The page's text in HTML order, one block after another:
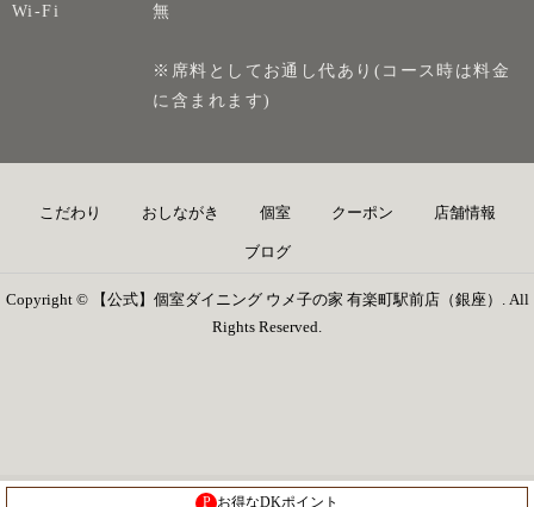
Wi-Fi
無
※席料としてお通し代あり(コース時は料金
に含まれます)
こだわり おしながき 個室 クーポン 店舗情報
ブログ
Copyright © 【公式】個室ダイニング ウメ子の家 有楽町駅前店（銀座）. All
Rights Reserved.
P お得なDKポイント